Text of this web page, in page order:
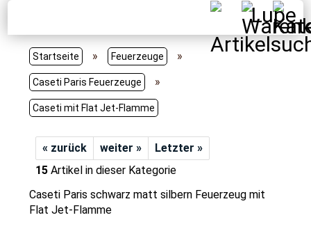
Startseite » Feuerzeuge »
Caseti Paris Feuerzeuge »
Caseti mit Flat Jet-Flamme
« zurück weiter »
Letzter »
15Artikel in dieser Kategorie
Caseti Paris schwarz matt silbern Feuerzeug mit
Flat Jet-Flamme